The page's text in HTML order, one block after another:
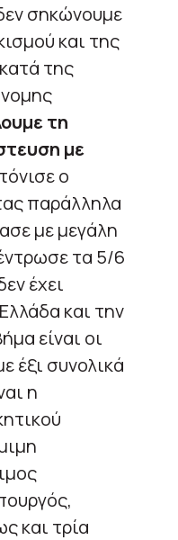
σηκώνουμε
και της
της
τη
με
ο
παράλληλα
με μεγάλη
τα 5/6
έχει
και την
είναι οι
έξι συνολικά
η
και τρία